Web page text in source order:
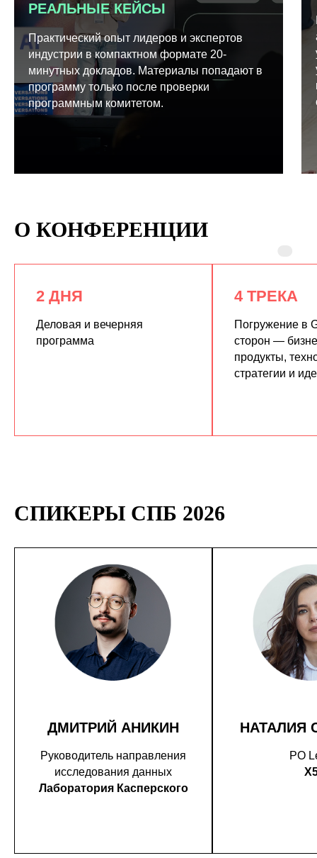
РЕАЛЬНЫЕ КЕЙСЫ
Практический опыт лидеров и экспертов
индустрии в компактном формате 20-
минутных докладов. Материалы попадают в
программу только после проверки
программным комитетом.
О КОНФЕРЕНЦИИ
2 ДНЯ
Деловая и вечерняя
программа
4 ТРЕКА
Погружение в
сторон —
продукты,
стратегии и
СПИКЕРЫ СПБ 2026
ДМИТРИЙ АНИКИН
Руководитель направления
исследования данных
Лаборатория Касперского
НАТАЛИЯ
PO